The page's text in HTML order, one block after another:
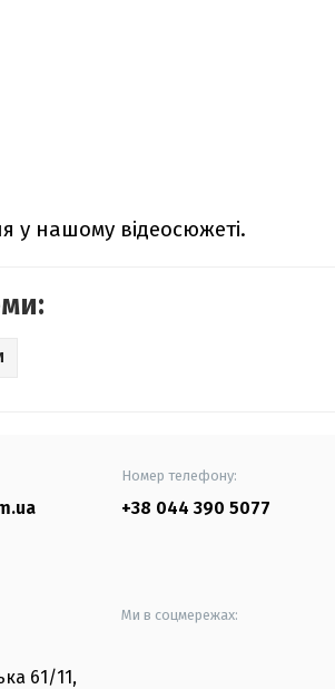
у нашому відеосюжеті.
Номер телефону:
+38 044 390 5077
61/11,
Ми в соцмережах: